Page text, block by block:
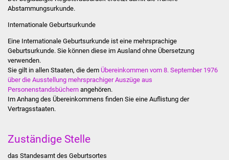
Sanierung Hallenbad
Abstammungsurkunde.
Internationale Geburtsurkunde
Eine Internationale Geburtsurkunde ist eine mehrsprachige
Geburtsurkunde. Sie können diese im Ausland ohne Übersetzung
verwenden.
Sie gilt in allen Staaten, die dem Übereinkommen vom 8. September 1976
über die Ausstellung mehrsprachiger Auszüge aus
Personenstandsbüchernangehören.
Im Anhang des Übereinkommens finden Sie eine Auflistung der
Vertragsstaaten.
Zuständige Stelle
das Standesamt des Geburtsortes